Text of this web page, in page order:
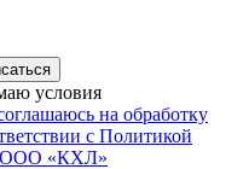
условия
на обработку
с Политикой
ООО «КХЛ»